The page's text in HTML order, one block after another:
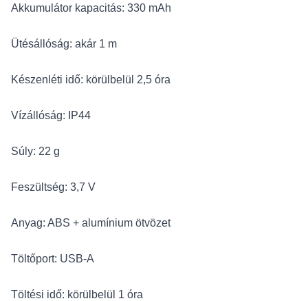
Akkumulátor kapacitás: 330 mAh
Ütésállóság: akár 1 m
Készenléti idő: körülbelül 2,5 óra
Vízállóság: IP44
Súly: 22 g
Feszültség: 3,7 V
Anyag: ABS + alumínium ötvözet
Töltőport: USB-A
Töltési idő: körülbelül 1 óra